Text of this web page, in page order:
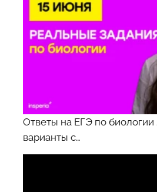
Ответы на ЕГЭ по
варианты с…